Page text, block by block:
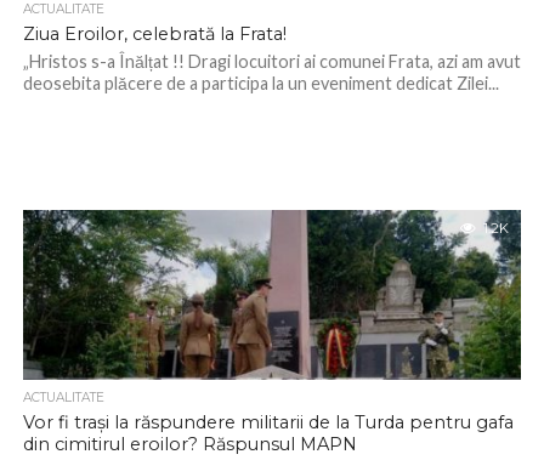
ACTUALITATE
Ziua Eroilor, celebrată la Frata!
„Hristos s-a Înălțat !! Dragi locuitori ai comunei Frata, azi am avut
deosebita plăcere de a participa la un eveniment dedicat Zilei...
1.2K
ACTUALITATE
Vor fi trași la răspundere militarii de la Turda pentru gafa
din cimitirul eroilor? Răspunsul MAPN